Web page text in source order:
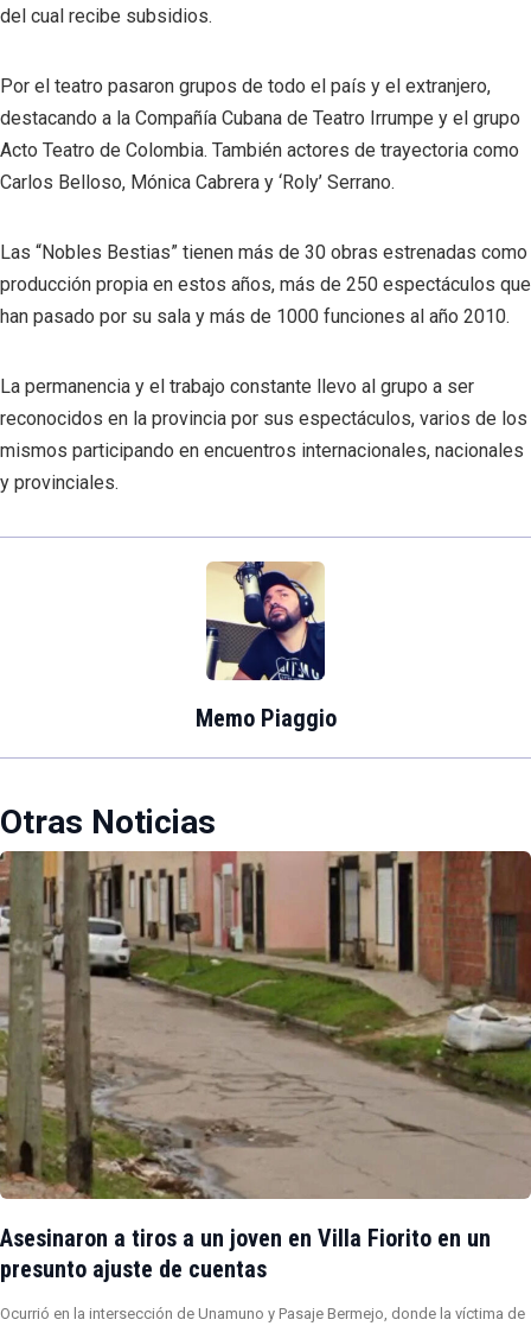
del cual recibe subsidios.
Por el teatro pasaron grupos de todo el país y el extranjero,
destacando a la Compañía Cubana de Teatro Irrumpe y el grupo
Acto Teatro de Colombia. También actores de trayectoria como
Carlos Belloso, Mónica Cabrera y ‘Roly’ Serrano.
Las “Nobles Bestias” tienen más de 30 obras estrenadas como
producción propia en estos años, más de 250 espectáculos que
han pasado por su sala y más de 1000 funciones al año 2010.
La permanencia y el trabajo constante llevo al grupo a ser
reconocidos en la provincia por sus espectáculos, varios de los
mismos participando en encuentros internacionales, nacionales
y provinciales.
Memo Piaggio
Otras Noticias
Asesinaron a tiros a un joven en Villa Fiorito en un
presunto ajuste de cuentas
Ocurrió en la intersección de Unamuno y Pasaje Bermejo, donde la víctima de